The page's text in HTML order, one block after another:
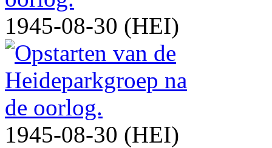
1945-08-30 (HEI)
1945-08-30 (HEI)